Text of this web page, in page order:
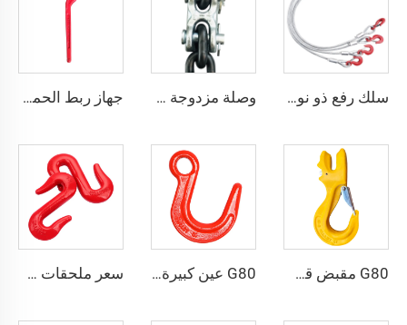
سلك رفع ذو نواة فولاذية مغلف بالزنك وذو أربع ساقين وصلة مزدوجة من نوع H مصنوعة من الفولاذ المقاوم للصدأ المطلي بالزنك بالتسخين جهاز ربط الحمل من النوع الرافعة مقاس 3/8-1/2 بوصة مع مشبكGrab
G80 مقبض قصير لتعديل طول السلسلة G80 عين كبيرة من الفولاذ المقاوم للصدأ المستخدم في الصب سعر ملحقات حزام الرفع G80 من الفولاذ المقاوم للصدأ S hook